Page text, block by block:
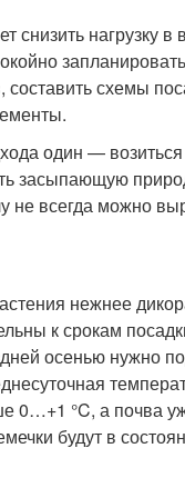
снизить нагрузку
схемы
один —
засыпающую
не всегда можно
нежнее
к срокам
осенью нужно
0…+1 °C, а почва
будут в